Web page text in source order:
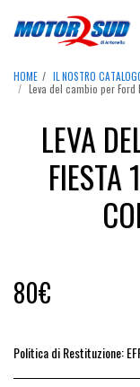
HOME IL NOSTRO
Leva del cambio per Ford
LEVA
FIESTA
80€
Politica di Restituzione:EFFETTUARE